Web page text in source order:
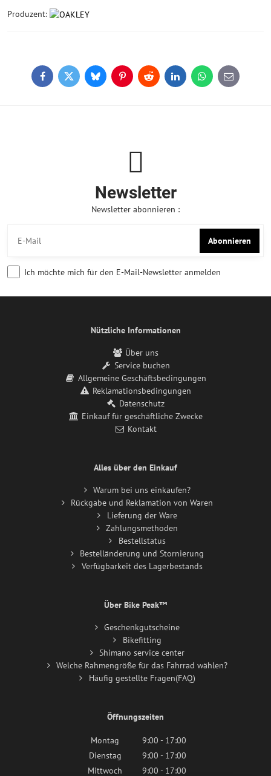
Produzent:
FacebookTwitterBlueskyPinterestReddit LinkedInWhatsApp
E-
mail
Newsletter
Newsletter abonnieren :
Abonnieren
Ich möchte mich für den E-Mail-Newsletter anmelden
Nützliche Informationen
Über uns
Service buchen
Allgemeine Geschäftsbedingungen
Reklamationsbedingungen
Datenschutz
Einkauf für geschäftliche Zwecke
Kontakt
Alles über den Einkauf
Warum bei uns einkaufen?
Rückgabe und Reklamation von Waren
Lieferung der Ware
Zahlungsmethoden
Bestellstatus
Bestelländerung und Stornierung
Verfügbarkeit des Lagerbestands
Über Bike Peak™
Geschenkgutscheine
Bikefitting
Shimano service center
Welche Rahmengröße für das Fahrrad wählen?
Häufig gestellte Fragen(FAQ)
Öffnungszeiten
Montag
9:00 - 17:00
Dienstag
9:00 - 17:00
Mittwoch
9:00 - 17:00